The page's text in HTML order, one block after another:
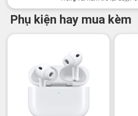
Phụ kiện hay mua kèm